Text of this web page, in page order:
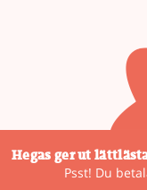
Hegas ger ut
Psst! Du